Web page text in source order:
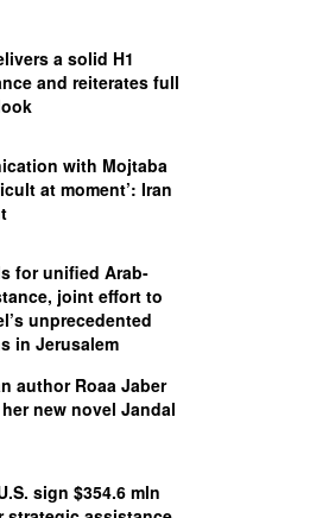
a solid H1
and reiterates full
with Mojtaba
at moment’: Iran
for unified Arab-
joint effort to
unprecedented
in Jerusalem
author Roaa Jaber
new novel Jandal
sign $354.6 mln